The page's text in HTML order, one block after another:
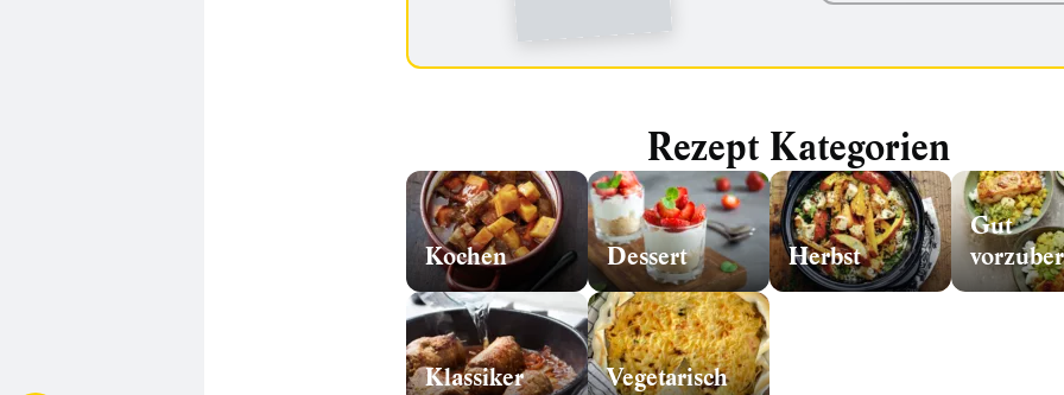
Rezept Kategorien
Kochen Dessert Herbst
Gut
Klassiker Vegetarisch